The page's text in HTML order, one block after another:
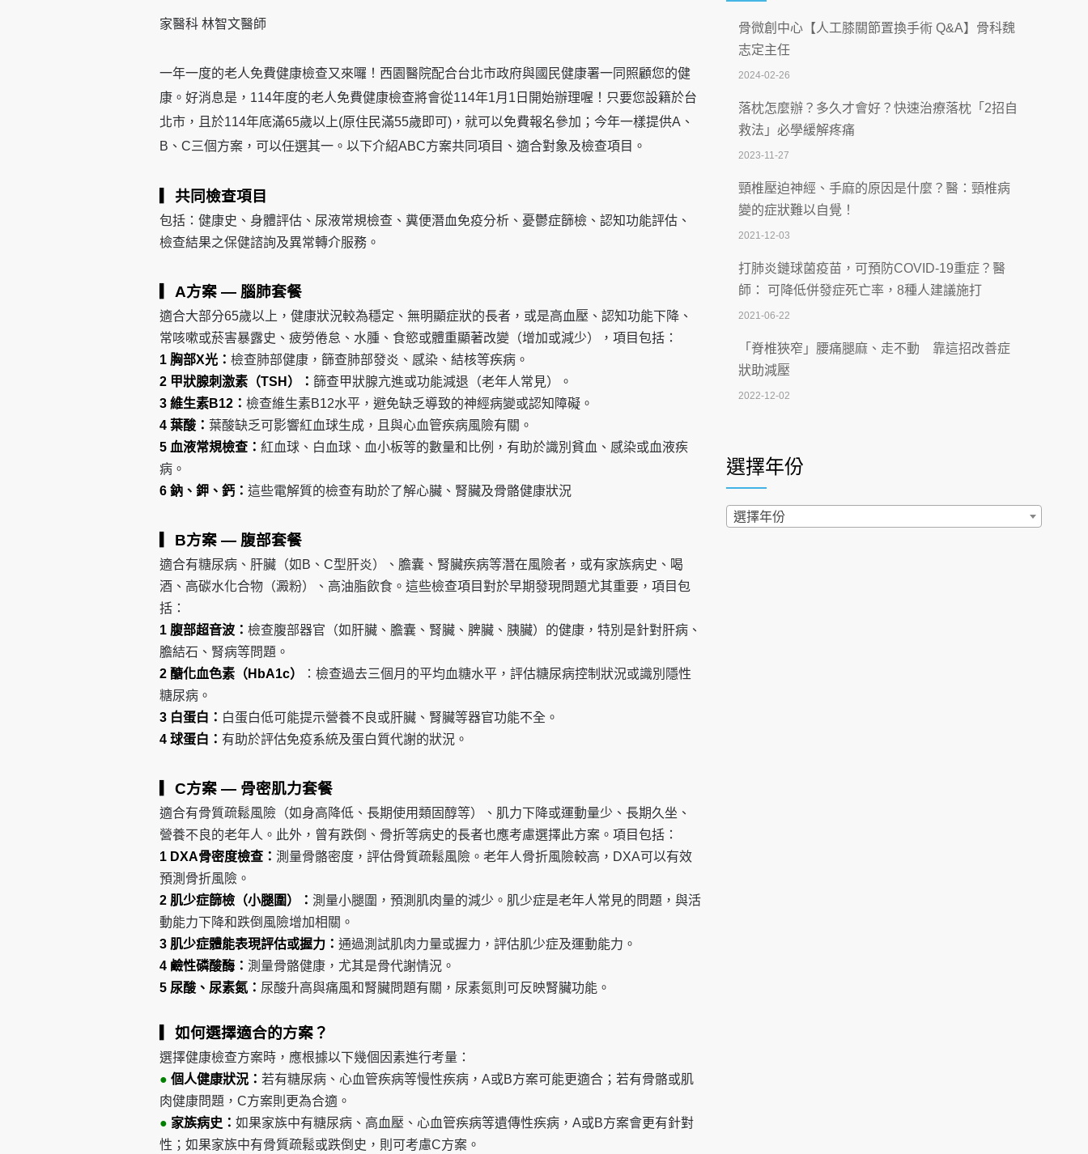
家醫科 林智文醫師
一年一度的老人免費健康檢查又來囉！西園醫院配合台北市政府與國民健康署一同照顧您的健
康。好消息是，114年度的老人免費健康檢查將會從114年1月1日開始辦理喔！ 只要您設籍於台
北市，且於114年底滿65歲以上(原住民滿55歲即可)，就可以免費報名參加；今年一樣提供A、
B、C三個方案，可以任選其一。以下介紹ABC方案共同項目、適合對象及檢查項目。
▎共同檢查項目
包括：健康史、身體評估、尿液常規檢查、糞便潛血免疫分析、憂鬱症篩檢、認知功能評估、
檢查結果之保健諮詢及異常轉介服務。
▎A方案 — 腦肺套餐
適合大部分65歲以上，健康狀況較為穩定、無明顯症狀的長者，或是高血壓、認知功能下降、
常咳嗽或菸害暴露史、疲勞倦怠、水腫、食慾或體重顯著改變（增加或減少），項目包括：
1 胸部X光： 檢查肺部健康，篩查肺部發炎、感染、結核等疾病。
2 甲狀腺刺激素（TSH）： 篩查甲狀腺亢進或功能減退（老年人常見）。
3 維生素B12： 檢查維生素B12水平，避免缺乏導致的神經病變或認知障礙。
4 葉酸： 葉酸缺乏可影響紅血球生成，且與心血管疾病風險有關。
5 血液常規檢查： 紅血球、白血球、血小板等的數量和比例，有助於識別貧血、感染或血液疾
病。
6 鈉、鉀、鈣： 這些電解質的檢查有助於了解心臟、腎臟及骨骼健康狀況
▎B方案 — 腹部套餐
適合有糖尿病、肝臟（如B、C型肝炎）、膽囊、腎臟疾病等潛在風險者，或有家族病史、喝
酒、高碳水化合物（澱粉）、高油脂飲食。這些檢查項目對於早期發現問題尤其重要，項目包
括：
1 腹部超音波： 檢查腹部器官（如肝臟、膽囊、腎臟、脾臟、胰臟）的健康，特別是針對肝病、
膽結石、腎病等問題。
2 醣化血色素（HbA1c）
：檢查過去三個月的平均血糖水平，評估糖尿病控制狀況或識別隱性
糖尿病。
3 白蛋白： 白蛋白低可能提示營養不良或肝臟、腎臟等器官功能不全。
4 球蛋白： 有助於評估免疫系統及蛋白質代謝的狀況。
▎C方案 — 骨密肌力套餐
適合有骨質疏鬆風險（如身高降低、長期使用類固醇等）、肌力下降或運動量少、長期久坐、
營養不良的老年人。此外，曾有跌倒、骨折等病史的長者也應考慮選擇此方案。項目包括：
1 DXA骨密度檢查： 測量骨骼密度，評估骨質疏鬆風險。老年人骨折風險較高，DXA可以有效
預測骨折風險。
2 肌少症篩檢（小腿圍）： 測量小腿圍，預測肌肉量的減少。肌少症是老年人常見的問題，與活
動能力下降和跌倒風險增加相關。
3 肌少症體能表現評估或握力： 通過測試肌肉力量或握力，評估肌少症及運動能力。
4 鹼性磷酸酶： 測量骨骼健康，尤其是骨代謝情況。
5 尿酸、尿素氮： 尿酸升高與痛風和腎臟問題有關，尿素氮則可反映腎臟功能。
▎如何選擇適合的方案？
選擇健康檢查方案時，應根據以下幾個因素進行考量：
● 個人健康狀況： 若有糖尿病、心血管疾病等慢性疾病，A或B方案可能更適合；若有骨骼或肌
肉健康問題，C方案則更為合適。
● 家族病史： 如果家族中有糖尿病、高血壓、心血管疾病等遺傳性疾病，A或B方案會更有針對
性；如果家族中有骨質疏鬆或跌倒史，則可考慮C方案。
沒菸酒也瀕臨洗腎？65歲男靠「這習慣」逆
轉腎功能 醫揭3招救命
2026-07-08
體溫飆破41度！醫連收兩例中暑病例：致死
率達8成
2026-07-07
深耕萬華55年 西園醫院回顧發展歷程與智慧
醫療布局
2026-07-06
【115年臺北市「防癌保衛戰：健康好禮一手
刮」】 宣導
2026-07-02
【無菸城市】 宣導
2026-07-02
4連霸議員黃秋澤癌逝！食道癌為何奪命快？
西園醫院55周年 7／10捐血公益活動 邀民眾
熱血響應
2026-06-30
骨微創中心【人工膝關節置換手術 Q&A】骨科魏
志定主任
2024-02-26
落枕怎麼辦？多久才會好？快速治療落枕「2招自
救法」必學緩解疼痛
2023-11-27
頸椎壓迫神經、手麻的原因是什麼？醫：頸椎病
變的症狀難以自覺！
2021-12-03
打肺炎鏈球菌疫苗，可預防COVID-19重症？醫
師： 可降低併發症死亡率，8種人建議施打
2021-06-22
「脊椎狹窄」腰痛腿麻、走不動 靠這招改善症
狀助減壓
2022-12-02
2022-02-17
過量維生素D和鈣恐罹癌? 醫師釋疑：搞懂4原則
不怕補錯
選擇年份
選擇年份